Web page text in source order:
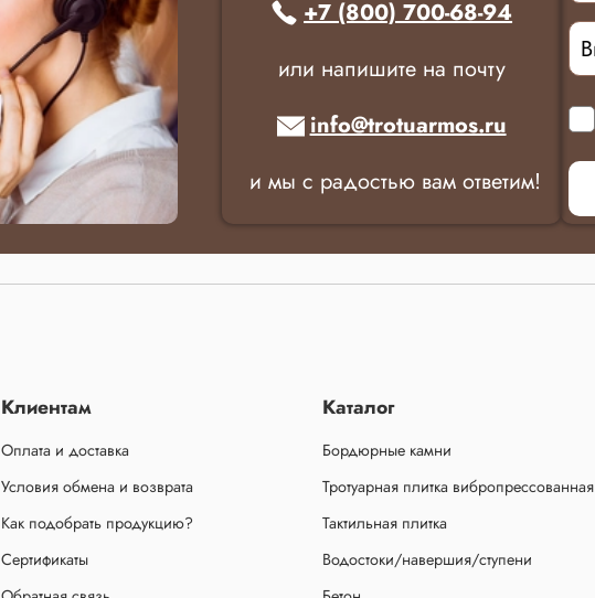
+7 (800) 700-68-94
или напишите на почту
info@trotuarmos.ru
и мы с радостью вам ответим!
Клиентам
Оплата и доставка
Условия обмена и возврата
Как подобрать продукцию?
Сертификаты
Каталог
Бордюрные камни
Тротуарная плитка вибропрессованная
Тактильная плитка
Водостоки/навершия/ступени